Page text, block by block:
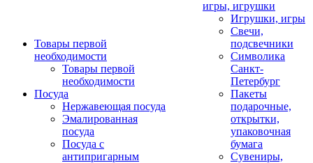
Товары первой
необходимости
Товары первой
необходимости
Посуда
Нержавеющая посуда
Эмалированная
посуда
Посуда с
антипригарным
игры, игрушки
Игрушки, игры
Свечи,
подсвечники
Символика
Санкт-
Петербург
Пакеты
подарочные,
открытки,
упаковочная
бумага
Сувениры,